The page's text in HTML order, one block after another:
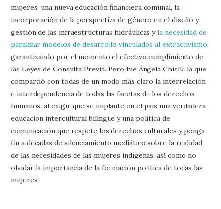
mujeres, una nueva educación financiera comunal, la
incorporación de la perspectiva de género en el diseño y
gestión de las infraestructuras hidráulicas yla necesidad de
paralizar modelos de desarrollo vinculados al extractivismo,
garantizando por el momento el efectivo cumplimiento de
las Leyes de Consulta Previa. Pero fue Ángela Chislla la que
compartió con todas de un modo más claro la interrelación
e interdependencia de todas las facetas de los derechos
humanos, al exigir que se implante en el país una verdadera
educación intercultural bilingüe y una política de
comunicación que respete los derechos culturales y ponga
fin a décadas de silenciamiento mediático sobre la realidad
de las necesidades de las mujeres indígenas, así como no
olvidar la importancia de la formación política de todas las
mujeres.